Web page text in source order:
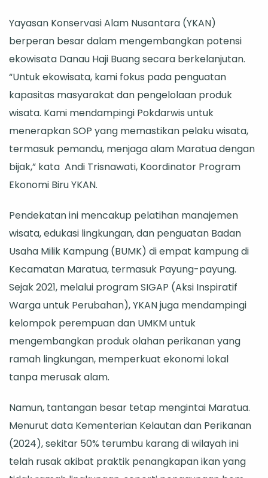
Yayasan Konservasi Alam Nusantara (YKAN)
berperan besar dalam mengembangkan potensi
ekowisata Danau Haji Buang secara berkelanjutan.
“Untuk ekowisata, kami fokus pada penguatan
kapasitas masyarakat dan pengelolaan produk
wisata. Kami mendampingi Pokdarwis untuk
menerapkan SOP yang memastikan pelaku wisata,
termasuk pemandu, menjaga alam Maratua dengan
bijak,” kata Andi Trisnawati, Koordinator Program
Ekonomi Biru YKAN.
Pendekatan ini mencakup pelatihan manajemen
wisata, edukasi lingkungan, dan penguatan Badan
Usaha Milik Kampung (BUMK) di empat kampung di
Kecamatan Maratua, termasuk Payung-payung.
Sejak 2021, melalui program SIGAP (Aksi Inspiratif
Warga untuk Perubahan), YKAN juga mendampingi
kelompok perempuan dan UMKM untuk
mengembangkan produk olahan perikanan yang
ramah lingkungan, memperkuat ekonomi lokal
tanpa merusak alam.
Namun, tantangan besar tetap mengintai Maratua.
Menurut data Kementerian Kelautan dan Perikanan
(2024), sekitar 50% terumbu karang di wilayah ini
telah rusak akibat praktik penangkapan ikan yang